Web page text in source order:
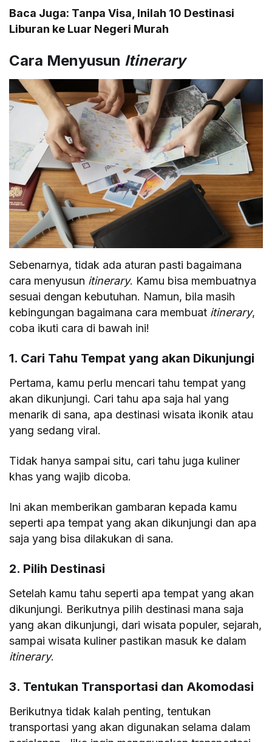
Baca Juga: Tanpa Visa, Inilah 10 Destinasi
Liburan ke Luar Negeri Murah
Cara Menyusun Itinerary
Sebenarnya, tidak ada aturan pasti bagaimana
cara menyusun itinerary. Kamu bisa membuatnya
sesuai dengan kebutuhan. Namun, bila masih
kebingungan bagaimana cara membuat itinerary,
coba ikuti cara di bawah ini!
1. Cari Tahu Tempat yang akan Dikunjungi
Pertama, kamu perlu mencari tahu tempat yang
akan dikunjungi. Cari tahu apa saja hal yang
menarik di sana, apa destinasi wisata ikonik atau
yang sedang viral.
Tidak hanya sampai situ, cari tahu juga kuliner
khas yang wajib dicoba.
Ini akan memberikan gambaran kepada kamu
seperti apa tempat yang akan dikunjungi dan apa
saja yang bisa dilakukan di sana.
2. Pilih Destinasi
Setelah kamu tahu seperti apa tempat yang akan
dikunjungi. Berikutnya pilih destinasi mana saja
yang akan dikunjungi, dari wisata populer, sejarah,
sampai wisata kuliner pastikan masuk ke dalam
itinerary.
3. Tentukan Transportasi dan Akomodasi
Berikutnya tidak kalah penting, tentukan
transportasi yang akan digunakan selama dalam